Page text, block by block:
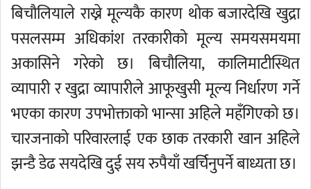
बिचौलियाले राख्ने मूल्यकै कारण थोक बजारदेखि खुद्रा
पसलसम्म अधिकांश तरकारीको मूल्य समयसमयमा
अकासिने गरेको छ। बिचौलिया, कालिमाटीस्थित
व्यापारी र खुद्रा व्यापारीले आफूखुसी मूल्य निर्धारण गर्ने
भएका कारण उपभोक्ताको भान्सा अहिले महँगिएको छ।
चारजनाको परिवारलाई एक छाक तरकारी खान अहिले
झन्डै डेढ सयदेखि दुई सय रुपैयाँ खर्चिनुपर्ने बाध्यता छ।